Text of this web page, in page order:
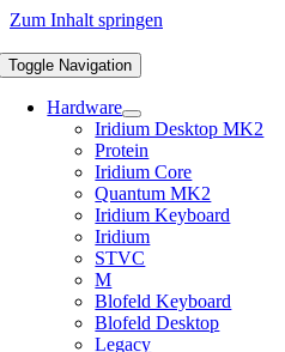
Zum Inhalt springen
Toggle Navigation
Hardware
Iridium Desktop MK2
Protein
Iridium Core
Quantum MK2
Iridium Keyboard
Iridium
STVC
M
Blofeld Keyboard
Blofeld Desktop
Legacy